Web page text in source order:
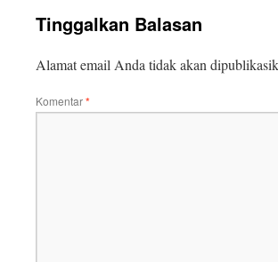
Tinggalkan Balasan
Alamat email Anda tidak akan
Komentar*